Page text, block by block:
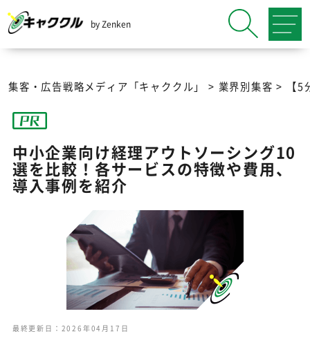
by Zenken
集客・広告戦略メディア「キャククル」 > 業界別集客 > 【
中小企業向け経理アウトソーシング10
選を比較！各サービスの特徴や費用、
導入事例を紹介
最終更新日：2026年04月17日